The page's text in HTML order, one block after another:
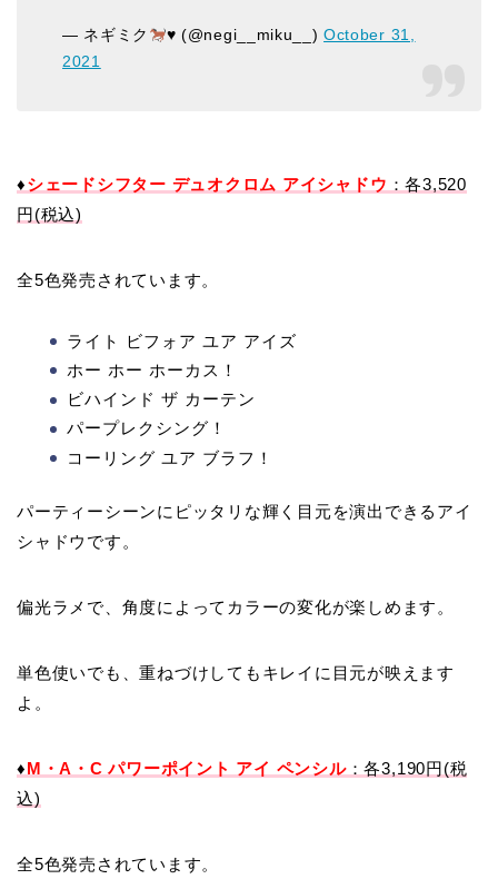
— ネギミク ♥️ (@negi__miku__)October 31,
2021
♦シェードシフター デュオクロム アイシャドウ ：各3,520
円(税込)
全5色発売されています。
ライト ビフォア ユア アイズ
ホー ホー ホーカス！
ビハインド ザ カーテン
パープレクシング！
コーリング ユア ブラフ！
パーティーシーンにピッタリな輝く目元を演出できるアイ
シャドウです。
偏光ラメで、角度によってカラーの変化が楽しめます。
単色使いでも、重ねづけしてもキレイに目元が映えます
よ。
♦M・A・C パワーポイント アイ ペンシル：各3,190円(税
込)
全5色発売されています。